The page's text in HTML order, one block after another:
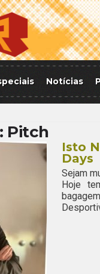
Notícias
Pitch
Isto
Days
Sejam
Hoje